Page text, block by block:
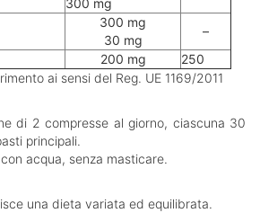
300 mg
300 mg
30 mg
–
200 mg
250
ai sensi del Reg. UE 1169/2011
di 2 compresse al giorno, ciascuna 30
principali.
acqua, senza masticare.
una dieta variata ed equilibrata.